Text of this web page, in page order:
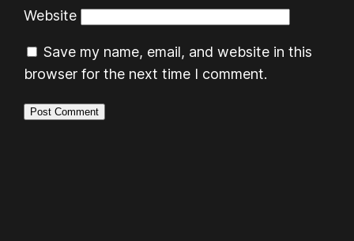
Website
Save my name, email, and website in this
browser for the next time I comment.